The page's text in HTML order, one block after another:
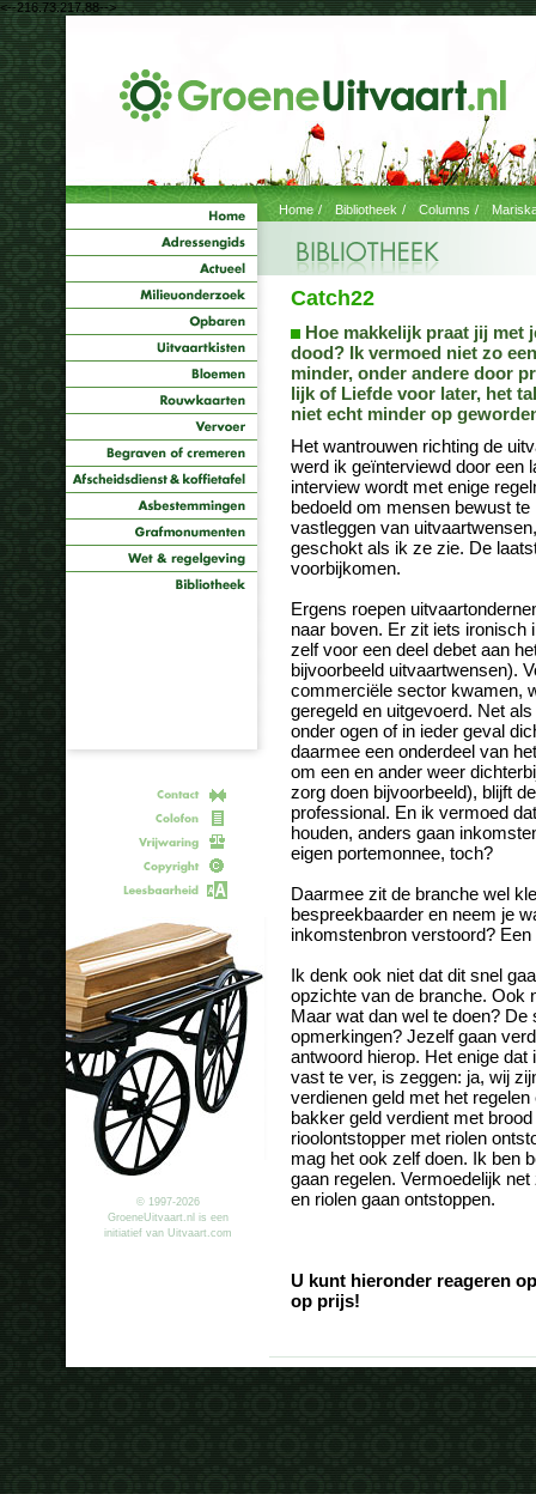
<--216.73.217.88-->
© 1997-2026
GroeneUitvaart.nl is een
initiatief van Uitvaart.com
Home / Bibliotheek / Columns /
Catch22
Hoe makkelijk praat jij met
dood? Ik vermoed niet zo
minder, onder andere door
lijk of Liefde voor later, het
niet echt minder op
Het wantrouwen richting de
werd ik geïnterviewd door een
interview wordt met enige
bedoeld om mensen bewust
vastleggen van
geschokt als ik ze zie. De
voorbijkomen.
Ergens roepen
naar boven. Er zit iets ironisch
zelf voor een deel debet aan
bijvoorbeeld uitvaartwensen).
commerciële sector kwamen,
geregeld en uitgevoerd. Net
onder ogen of in ieder geval
daarmee een onderdeel van
om een en ander weer
zorg doen bijvoorbeeld), blijft
professional. En ik vermoed
houden, anders gaan
eigen portemonnee, toch?
Daarmee zit de branche wel
bespreekbaarder en neem je
inkomstenbron verstoord?
Ik denk ook niet dat dit snel
opzichte van de branche. Ook
Maar wat dan wel te doen?
opmerkingen? Jezelf gaan
antwoord hierop. Het enige
vast te ver, is zeggen: ja, wij
verdienen geld met het
bakker geld verdient met
rioolontstopper met riolen
mag het ook zelf doen. Ik ben
gaan regelen. Vermoedelijk
en riolen gaan ontstoppen.
U kunt hieronder reageren
op prijs!